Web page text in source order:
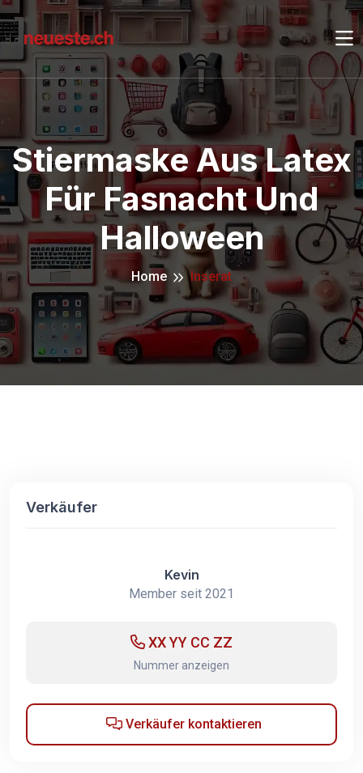
Stiermaske Aus Latex
Für Fasnacht Und
Halloween
Home Inserat
Verkäufer
Kevin
Member seit 2021
XX YY CC ZZ
Nummer anzeigen
Verkäufer kontaktieren